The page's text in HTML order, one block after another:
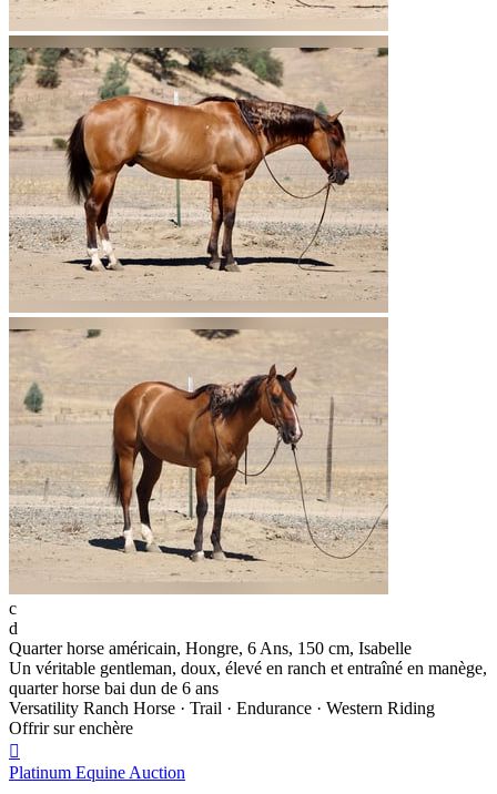
c
d
Quarter horse américain, Hongre, 6 Ans, 150 cm, Isabelle
Un véritable gentleman, doux, élevé en ranch et entraîné en manège,
quarter horse bai dun de 6 ans
Versatility Ranch Horse · Trail · Endurance · Western Riding
Offrir sur enchère

Platinum Equine Auction